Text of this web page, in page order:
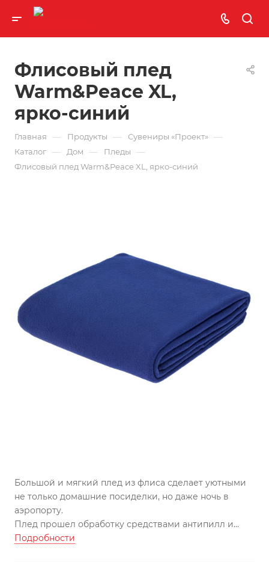
Флисовый плед
Warm&Peace XL,
ярко-синий
Главная — Продукты — Сувениры «Проект» —
Каталог — Дом — Пледы —
Флисовый плед Warm&Peace XL, ярко-синий
Большой и мягкий плед из флиса сделает уютными
не только домашние посиделки, но даже ночь в
аэропорту.
Плед прошел обработку средствами антипилл и
антистатик, препятствующими образованию
Подробности